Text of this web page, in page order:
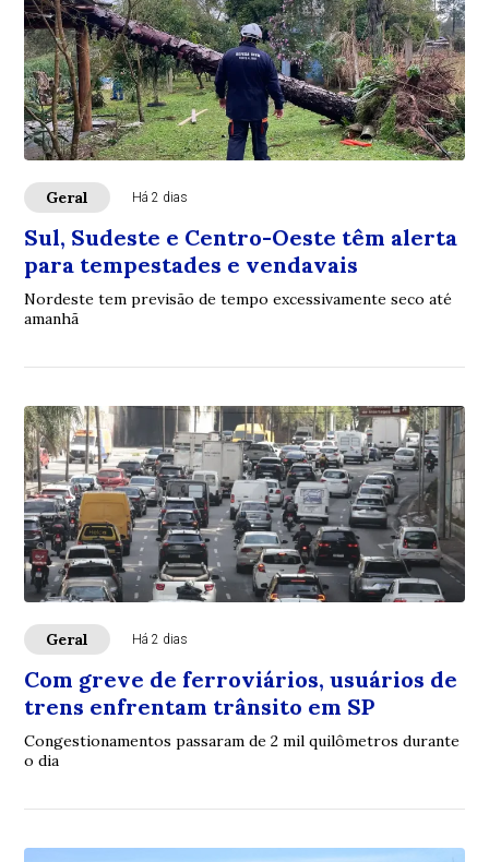
Geral Há 2 dias
Sul, Sudeste e Centro-Oeste têm alerta
para tempestades e vendavais
Nordeste tem previsão de tempo excessivamente seco até
amanhã
Geral Há 2 dias
Com greve de ferroviários, usuários de
trens enfrentam trânsito em SP
Congestionamentos passaram de 2 mil quilômetros durante
o dia